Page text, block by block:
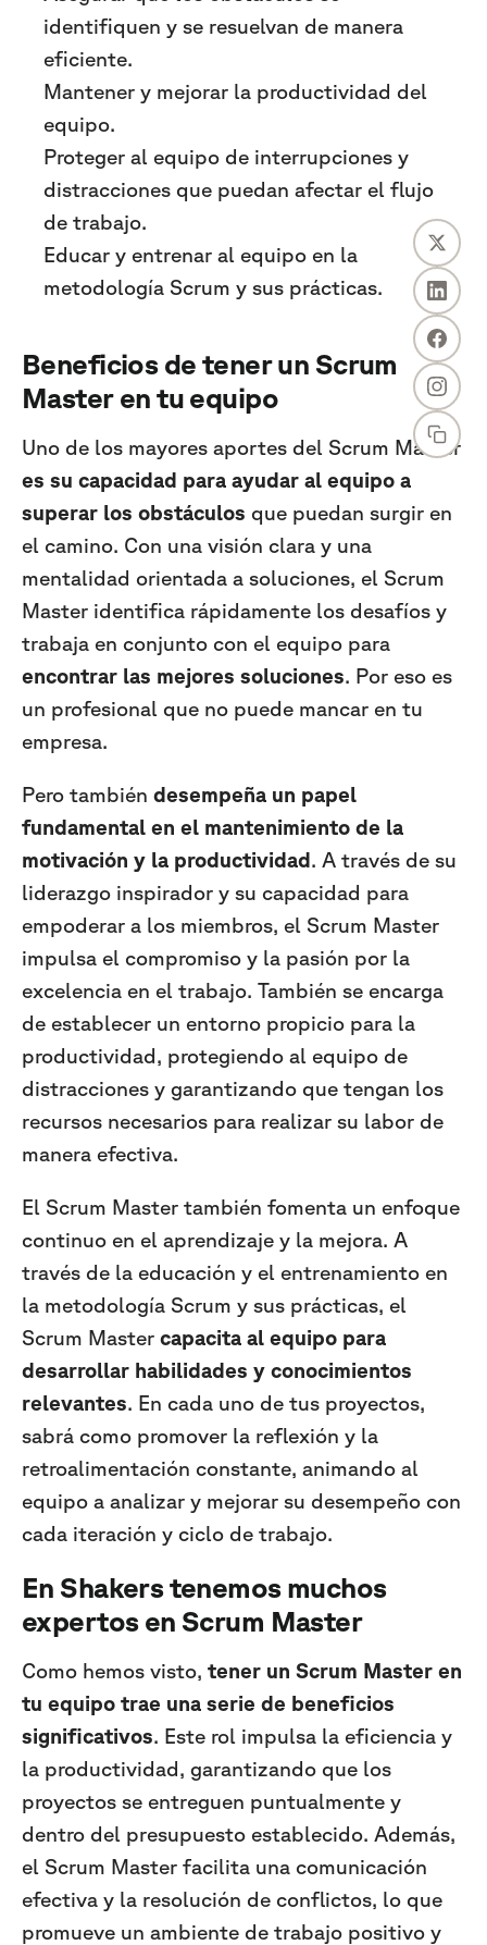
identifiquen y se resuelvan de manera
eficiente.
Mantener y mejorar la productividad del
equipo.
Proteger al equipo de interrupciones y
distracciones que puedan afectar el flujo
de trabajo.
Educar y entrenar al equipo en la
metodología Scrum y sus prácticas.
Beneficios de tener un Scrum
Master en tu equipo
Uno de los mayores aportes del Scrum Master
es su capacidad para ayudar al equipo a
superar los obstáculos que puedan surgir en
el camino. Con una visión clara y una
mentalidad orientada a soluciones, el Scrum
Master identifica rápidamente los desafíos y
trabaja en conjunto con el equipo para
encontrar las mejores soluciones. Por eso es
un profesional que no puede mancar en tu
empresa.
Pero también desempeña un papel
fundamental en el mantenimiento de la
motivación y la productividad. A través de su
liderazgo inspirador y su capacidad para
empoderar a los miembros, el Scrum Master
impulsa el compromiso y la pasión por la
excelencia en el trabajo. También se encarga
de establecer un entorno propicio para la
productividad, protegiendo al equipo de
distracciones y garantizando que tengan los
recursos necesarios para realizar su labor de
manera efectiva.
El Scrum Master también fomenta un enfoque
continuo en el aprendizaje y la mejora. A
través de la educación y el entrenamiento en
la metodología Scrum y sus prácticas, el
Scrum Master capacita al equipo para
desarrollar habilidades y conocimientos
relevantes. En cada uno de tus proyectos,
sabrá como promover la reflexión y la
retroalimentación constante, animando al
equipo a analizar y mejorar su desempeño con
cada iteración y ciclo de trabajo.
En Shakers tenemos muchos
expertos en Scrum Master
Como hemos visto, tener un Scrum Master en
tu equipo trae una serie de beneficios
significativos. Este rol impulsa la eficiencia y
la productividad, garantizando que los
proyectos se entreguen puntualmente y
dentro del presupuesto establecido. Además,
el Scrum Master facilita una comunicación
efectiva y la resolución de conflictos, lo que
promueve un ambiente de trabajo positivo y